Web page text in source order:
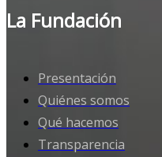
La Fundación
Presentación
Quiénes somos
Qué hacemos
Transparencia